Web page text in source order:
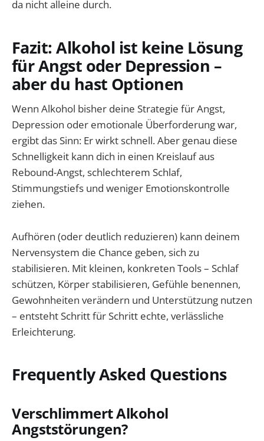
da nicht alleine durch.
Fazit: Alkohol ist keine Lösung
für Angst oder Depression –
aber du hast Optionen
Wenn Alkohol bisher deine Strategie für Angst,
Depression oder emotionale Überforderung war,
ergibt das Sinn: Er wirkt schnell. Aber genau diese
Schnelligkeit kann dich in einen Kreislauf aus
Rebound-Angst, schlechterem Schlaf,
Stimmungstiefs und weniger Emotionskontrolle
ziehen.
Aufhören (oder deutlich reduzieren) kann deinem
Nervensystem die Chance geben, sich zu
stabilisieren. Mit kleinen, konkreten Tools – Schlaf
schützen, Körper stabilisieren, Gefühle benennen,
Gewohnheiten verändern und Unterstützung nutzen
– entsteht Schritt für Schritt echte, verlässliche
Erleichterung.
Frequently Asked Questions
Verschlimmert Alkohol
Angststörungen?